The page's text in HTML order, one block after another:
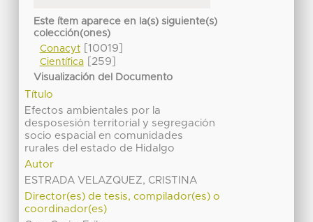
Este ítem aparece en la(s) siguiente(s)
colección(ones)
Conacyt[10019]
Científica[259]
Visualización del Documento
Título
Efectos ambientales por la
desposesión territorial y segregación
socio espacial en comunidades
rurales del estado de Hidalgo
Autor
ESTRADA VELAZQUEZ, CRISTINA
Director(es) de tesis, compilador(es) o
coordinador(es)